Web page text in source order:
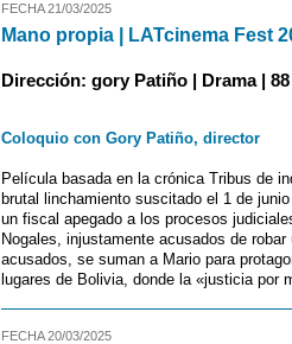
FECHA 21/03/2025
Mano propia | LATcinema Fest
Dirección: gory Patiño | Drama |
Coloquio con Gory Patiño, director
Película basada en la crónica Tribus de
brutal linchamiento suscitado el 1 de
un fiscal apegado a los procesos
Nogales, injustamente acusados de
acusados, se suman a Mario para
lugares de Bolivia, donde la «justicia por
FECHA 20/03/2025